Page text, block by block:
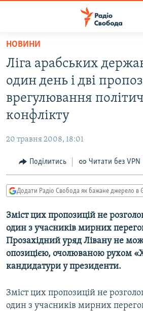
Перейти
основного
матеріалу
до
основної
Перейти
пошуку
РАДІО СВОБОДА – 70 РОКІВ
ВСЕ ЗА ДОБУ
ПОЛІТИКА
СУСПІЛЬСТВО
КУЛЬТУРА
СПОРТ
СВІТ
ВІЙНА
ДОНБАС.РЕАЛІЇ
КРИМ.РЕАЛІЇ
ТИ ЯК?
КИТАЙ.ВИКЛИКИ
МУЛЬТИМЕДІА
ФОТО
СПЕЦПРОЄКТИ
ПОДКАСТИ
НОВИНИ
Ліга арабських
один день і дві
врегулювання
конфлікту
20 травня 2008, 18:01
Поділитись Читати без VPN
Додати Радіо Свобода як бажане джерело в
Зміст цих пропозицій не
один з учасників мирних
Прозахідний уряд Лівану не
опозицією, очолюваною рухом
кандидатури у президенти.
Зміст цих пропозицій не
один з учасників мирних